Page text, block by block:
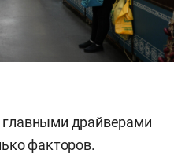
драйверами
факторов.